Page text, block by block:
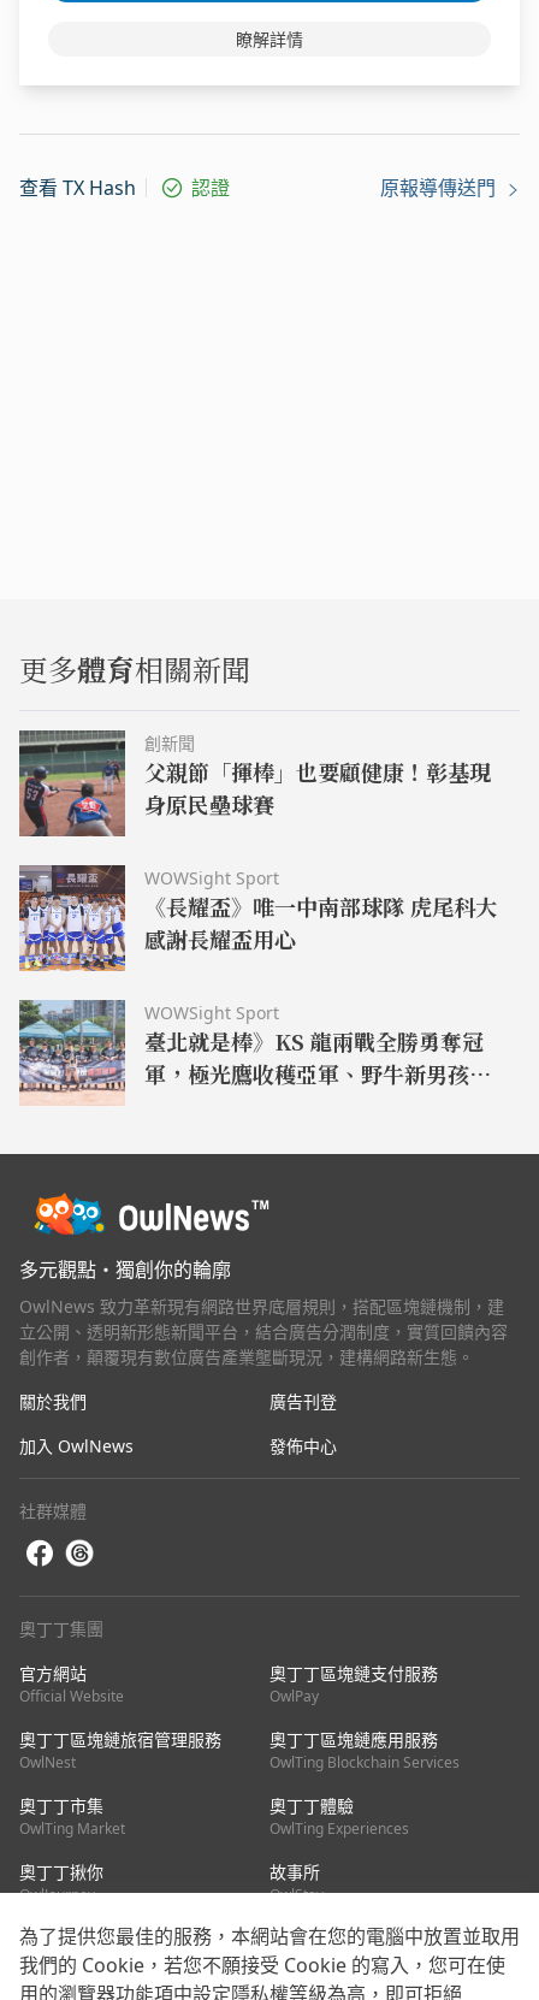
瞭解詳情
查看 TX Hash 認證 原報導傳送門
更多體育相關新聞
創新聞
父親節「揮棒」也要顧健康！彰基現
身原民壘球賽
WOWSight Sport
《長耀盃》唯一中南部球隊 虎尾科大
感謝長耀盃用心
WOWSight Sport
臺北就是棒》KS 龍兩戰全勝勇奪冠
軍，極光鷹收穫亞軍、野牛新男孩摘
多元觀點・獨創你的輪廓
OwlNews 致力革新現有網路世界底層規則，搭配區塊鏈機制，建
立公開、透明新形態新聞平台，結合廣告分潤制度，實質回饋內容
創作者，顛覆現有數位廣告產業壟斷現況，建構網路新生態。
關於我們
廣告刊登
加入 OwlNews
發佈中心
社群媒體
奧丁丁集團
官方網站
Official Website
奧丁丁區塊鏈支付服務
OwlPay
奧丁丁區塊鏈旅宿管理服務
OwlNest
奧丁丁區塊鏈應用服務
OwlTing Blockchain Services
奧丁丁市集
OwlTing Market
奧丁丁體驗
OwlTing Experiences
奧丁丁揪你
OwlJourney
故事所
OwlStay
聯絡我們
客服信箱：mediapartner@owlting.com
為了提供您最佳的服務，本網站會在您的電腦中放置並取用
我們的 Cookie，若您不願接受 Cookie 的寫入，您可在使
用的瀏覽器功能項中設定隱私權等級為高，即可拒絕